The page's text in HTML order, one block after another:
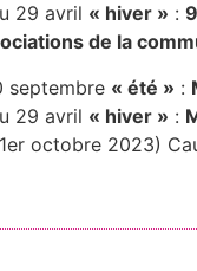
29 avril « hiver » :
de la
septembre « été » :
29 avril « hiver » :
octobre 2023)